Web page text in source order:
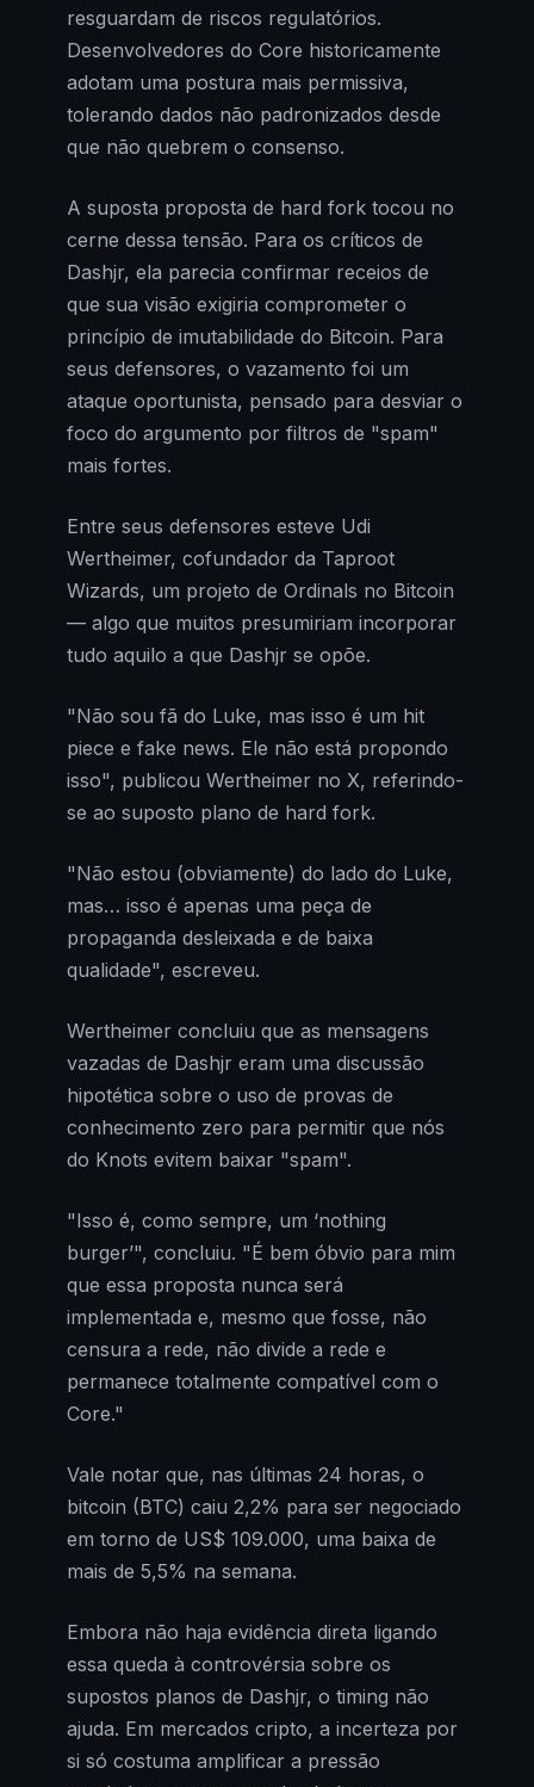
resguardam de riscos regulatórios.
Desenvolvedores do Core historicamente
adotam uma postura mais permissiva,
tolerando dados não padronizados desde
que não quebrem o consenso.
A suposta proposta de hard fork tocou no
cerne dessa tensão. Para os críticos de
Dashjr, ela parecia confirmar receios de
que sua visão exigiria comprometer o
princípio de imutabilidade do Bitcoin. Para
seus defensores, o vazamento foi um
ataque oportunista, pensado para desviar o
foco do argumento por filtros de "spam"
mais fortes.
Entre seus defensores esteve Udi
Wertheimer, cofundador da Taproot
Wizards, um projeto de Ordinals no Bitcoin
— algo que muitos presumiriam incorporar
tudo aquilo a que Dashjr se opõe.
"Não sou fã do Luke, mas isso é um hit
piece e fake news. Ele não está propondo
isso", publicou Wertheimer no X, referindo-
se ao suposto plano de hard fork.
"Não estou (obviamente) do lado do Luke,
mas… isso é apenas uma peça de
propaganda desleixada e de baixa
qualidade", escreveu.
Wertheimer concluiu que as mensagens
vazadas de Dashjr eram uma discussão
hipotética sobre o uso de provas de
conhecimento zero para permitir que nós
do Knots evitem baixar "spam".
"Isso é, como sempre, um ‘nothing
burger’", concluiu. "É bem óbvio para mim
que essa proposta nunca será
implementada e, mesmo que fosse, não
censura a rede, não divide a rede e
permanece totalmente compatível com o
Core."
Vale notar que, nas últimas 24 horas, o
bitcoin (BTC) caiu 2,2% para ser negociado
em torno de US$ 109.000, uma baixa de
mais de 5,5% na semana.
Embora não haja evidência direta ligando
essa queda à controvérsia sobre os
supostos planos de Dashjr, o timing não
ajuda. Em mercados cripto, a incerteza por
si só costuma amplificar a pressão